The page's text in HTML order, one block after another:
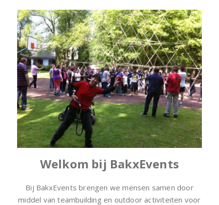
Welkom bij BakxEvents
Bij BakxEvents brengen we mensen samen door
middel van teambuilding en outdoor activiteiten voor